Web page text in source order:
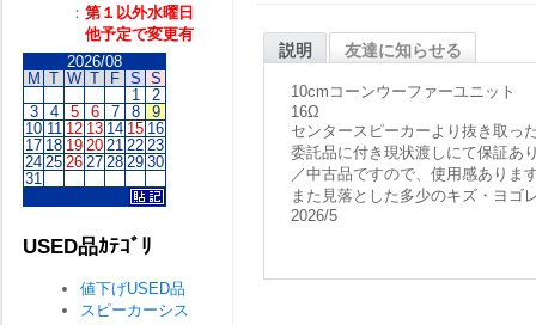
説明 友達に知らせる
10cmコーンウーファーユニット
16Ω
センタースピーカーより抜き取っ
委託品に付き現状渡しにて保証あ
／中古品ですので、使用感ありま
また見落とした多少のキズ・ヨゴ
2026/5
： 第１以外水曜日
他予定で変更有
2026/08
M T W T F S S
1
2
3
4 5 6 7 8
9
10 11 12 13 14 15 16
17 18 19 20 21 22 23
24 25 26 27 28 29 30
31
USED品ｶﾃｺﾞﾘ
値下げUSED品
スピーカーシス